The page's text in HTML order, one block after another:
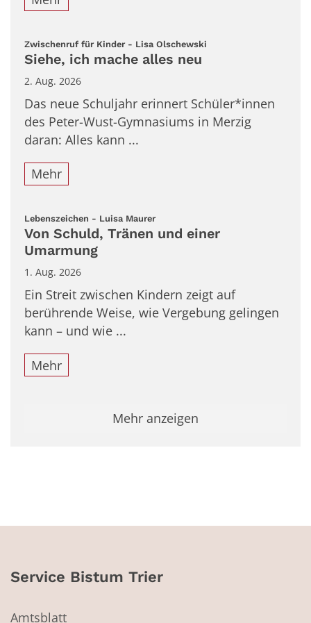
Zwischenruf für Kinder - Lisa Olschewski
Siehe, ich mache alles neu
2. Aug. 2026
Das neue Schuljahr erinnert Schüler*innen
des Peter-Wust-Gymnasiums in Merzig
daran: Alles kann ...
Mehr
Lebenszeichen - Luisa Maurer:
Von Schuld, Tränen und einer
Umarmung
1. Aug. 2026
Ein Streit zwischen Kindern zeigt auf
berührende Weise, wie Vergebung gelingen
kann – und wie ...
Mehr
Mehr anzeigen
Service Bistum Trier
Amtsblatt